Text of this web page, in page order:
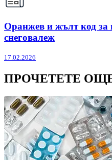
Оранжев и жълт код за
снеговалеж
17.02.2026
ПРОЧЕТЕТЕ